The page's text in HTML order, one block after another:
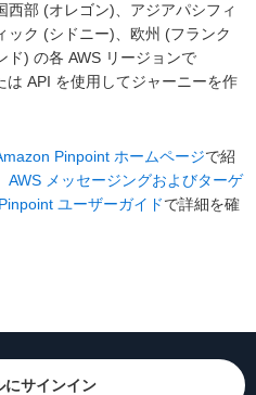
部 (オレゴン)、アジアパシフィ
ック (シドニー)、欧州 (フランク
ド) の各 AWS リージョンで
API を使用してジャーニーを作
Pinpoint ホームページで紹
AWS メッセージングおよびターゲ
ユーザーガイドで詳細を確
にサインイン